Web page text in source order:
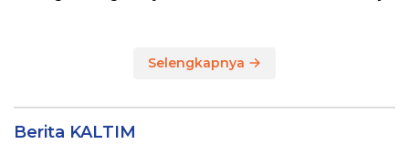
Selengkapnya
Berita KALTIM